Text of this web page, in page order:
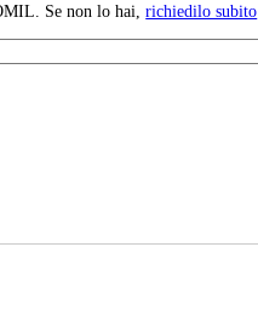
Se non lo hai,richiedilo subito